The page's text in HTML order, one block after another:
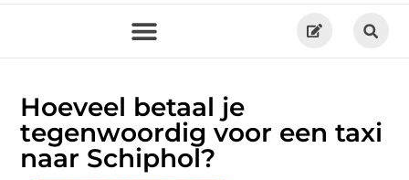
Hoeveel betaal je
tegenwoordig voor een taxi
naar Schiphol?